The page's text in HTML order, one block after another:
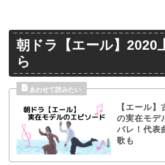
朝ドラ【エール】2020
ら
【エール
の実在モデ
バレ！代表
歌も